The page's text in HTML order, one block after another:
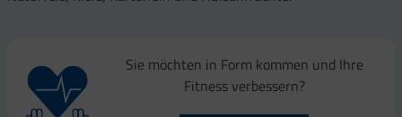
Sie möchten in Form kommen und Ihre
Fitness verbessern?